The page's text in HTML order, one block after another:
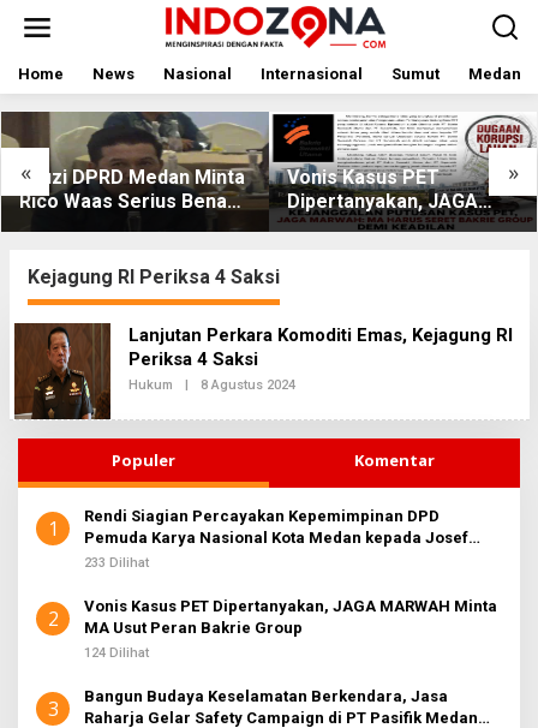
Home News Nasional Internasional Sumut Medan
« »
Fauzi DPRD Medan Minta
Rico Waas Serius Benahi
Sistem Parkir dan Lampu
Vonis Kasus PET
Dipertanyakan, JAGA
MARWAH Minta MA Usut
Kejagung RI Periksa 4 Saksi
Lanjutan Perkara Komoditi Emas, Kejagung RI
Periksa 4 Saksi
Hukum | 8 Agustus 2024Oleh
Populer Komentar
1
Rendi Siagian Percayakan Kepemimpinan DPD
Pemuda Karya Nasional Kota Medan kepada Josef
Sembiring
233 Dilihat
2
Vonis Kasus PET Dipertanyakan, JAGA MARWAH Minta
MA Usut Peran Bakrie Group
124 Dilihat
3
Bangun Budaya Keselamatan Berkendara, Jasa
Raharja Gelar Safety Campaign di PT Pasifik Medan